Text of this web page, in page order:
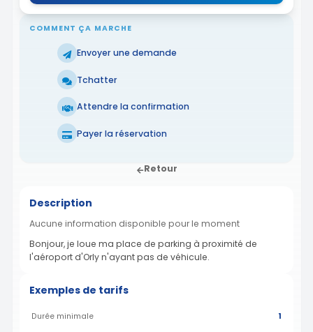
COMMENT ÇA MARCHE
Envoyer une demande
Tchatter
Attendre la confirmation
Payer la réservation
Retour
Description
Aucune information disponible pour le moment
Bonjour, je loue ma place de parking à proximité de
l'aéroport d'Orly n'ayant pas de véhicule.
Exemples de tarifs
Durée minimale 1